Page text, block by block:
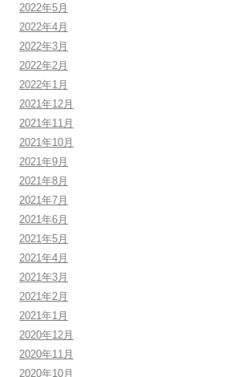
2022年5月
2022年4月
2022年3月
2022年2月
2022年1月
2021年12月
2021年11月
2021年10月
2021年9月
2021年8月
2021年7月
2021年6月
2021年5月
2021年4月
2021年3月
2021年2月
2021年1月
2020年12月
2020年11月
2020年10月